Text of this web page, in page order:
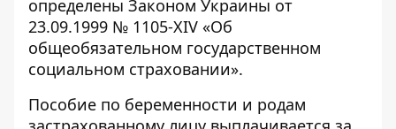
определены Законом Украины от
23.09.1999 № 1105-XIV «Об
общеобязательном государственном
социальном страховании».
Пособие по беременности и родам